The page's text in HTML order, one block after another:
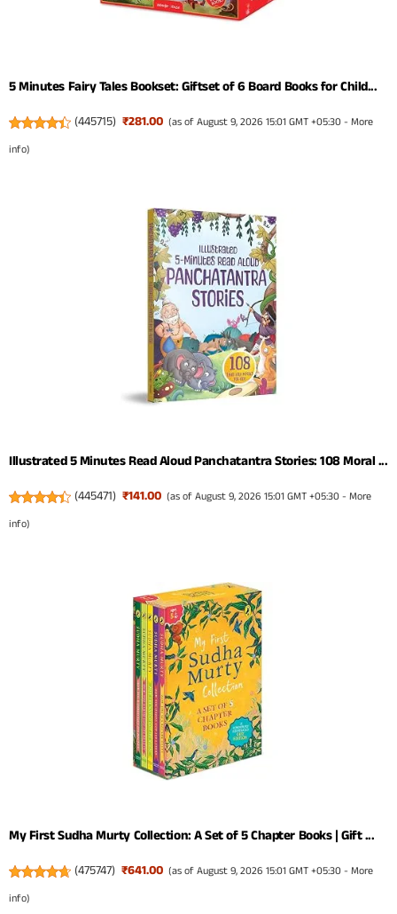
5 Minutes Fairy Tales Bookset: Giftset of 6 Board Books for Child...
(445715) ₹281.00 (as of August 9, 2026 15:01 GMT +05:30 -More
info)
Illustrated 5 Minutes Read Aloud Panchatantra Stories: 108 Moral ...
(445471) ₹141.00 (as of August 9, 2026 15:01 GMT +05:30 -More
info)
My First Sudha Murty Collection: A Set of 5 Chapter Books | Gift ...
(475747) ₹641.00 (as of August 9, 2026 15:01 GMT +05:30 -More
info)